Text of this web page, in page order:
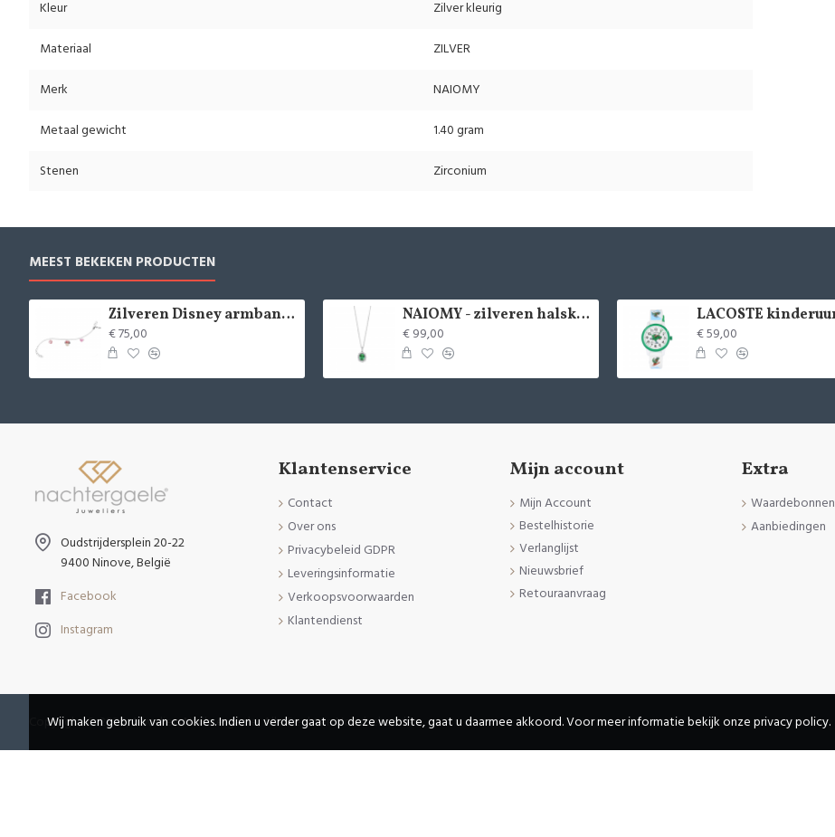
Kleur Zilver kleurig
Materiaal ZILVER
Merk NAIOMY
Metaal gewicht 1.40 gram
Stenen Zirconium
MEEST BEKEKEN PRODUCTEN
Zilveren Disney armband Minnie Mouse - 9084
€ 75,00
NAIOMY - zilveren halsketting met zirconium - 37715
€ 99,00 € 59,00
Oudstrijdersplein 20-22
9400 Ninove, België
Facebook
Instagram
Klantenservice
Contact
Over ons
Privacybeleid GDPR
Leveringsinformatie
Verkoopsvoorwaarden
Klantendienst
Mijn account
Mijn Account
Bestelhistorie
Verlanglijst
Nieuwsbrief
Retouraanvraag
Extra
Waardebonnen
Aanbiedingen
Copyright © 2020, Juweliers Nachtergaele, Alle Rechten Voorbehouden
Wij maken gebruik van cookies. Indien u verder gaat op deze website, gaat u daarmee akkoord. Voor meer informatie bekijk onze privacy policy.